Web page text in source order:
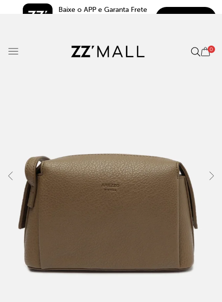
Baixe o APP e Garanta Frete
0